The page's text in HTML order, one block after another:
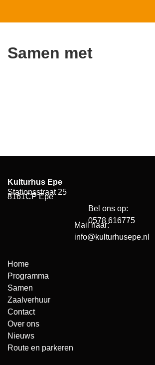
Samen met
Kulturhus Epe
Stationsstraat 25
8161CP Epe
Bel ons op:
0578 616775
Mail naar:
info@kulturhusepe.nl
Home
Programma
Samen
Zaalverhuur
Contact
Over ons
Nieuws
Route en parkeren